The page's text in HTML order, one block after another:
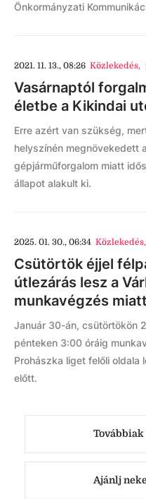
Önkormányzati
2021. 11. 13., 08:26 Közlekedés,
Vasárnaptól
életbe a Kikindai
Erre azért van szükség,
helyszínén megnövekedett
gépjárműforgalom miatt
állapot alakult ki.
2025. 01. 30., 06:34 Közlekedés,
Csütörtök éjjel
útlezárás lesz a
munkavégzés
Január 30-án, csütörtökön
pénteken 3:00 óráig
Prohászka liget felőli oldala
előtt.
Ajánlj